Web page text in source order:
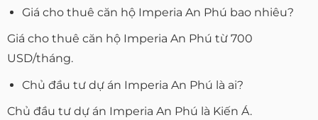
Giá cho thuê căn hộ Imperia An Phú bao nhiêu?
Giá cho thuê căn hộ Imperia An Phú từ 700
USD/tháng.
Chủ đầu tư dự án Imperia An Phú là ai?
Chủ đầu tư dự án Imperia An Phú là Kiến Á.